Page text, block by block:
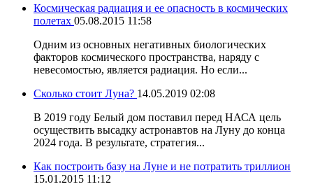
Космическая радиация и ее опасность в космических
полетах 05.08.2015 11:58
Одним из основных негативных биологических
факторов космического пространства, наряду с
невесомостью, является радиация. Но если...
Сколько стоит Луна? 14.05.2019 02:08
В 2019 году Белый дом поставил перед НАСА цель
осуществить высадку астронавтов на Луну до конца
2024 года. В результате, стратегия...
Как построить базу на Луне и не потратить триллион
15.01.2015 11:12